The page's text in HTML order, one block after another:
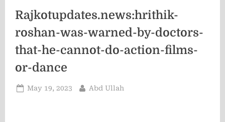
Rajkotupdates.news:hrithik-
roshan-was-warned-by-doctors-
that-he-cannot-do-action-films-
or-dance
Posted
May 19, 2023 By
Abd Ullah